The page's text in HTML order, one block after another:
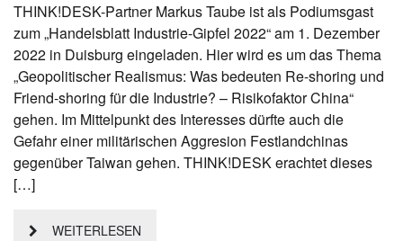
THINK!DESK-Partner Markus Taube ist als Podiumsgast
zum „Handelsblatt Industrie-Gipfel 2022“ am 1. Dezember
2022 in Duisburg eingeladen. Hier wird es um das Thema
„Geopolitischer Realismus: Was bedeuten Re-shoring und
Friend-shoring für die Industrie? – Risikofaktor China“
gehen. Im Mittelpunkt des Interesses dürfte auch die
Gefahr einer militärischen Aggresion Festlandchinas
gegenüber Taiwan gehen. THINK!DESK erachtet dieses
[…]
WEITERLESEN